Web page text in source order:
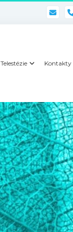
Telestézie Kontakty